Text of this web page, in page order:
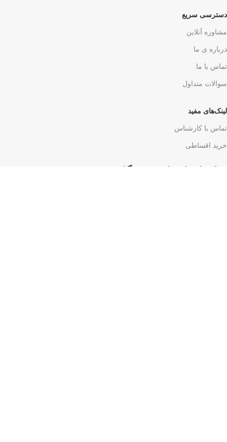
دسترسی سریع
مشاوره آنلاین
درباره ی ما
تماس با ما
سوالات متداول
لینک‌های مفید
تماس با کارشناس
خرید اقساطی